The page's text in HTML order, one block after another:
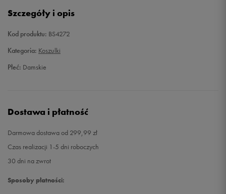
40
Szczegóły i opis
Kod produktu: BS4272
Kategoria: Koszulki
Płeć: Damskie
Dostawa i płatność
Darmowa dostawa od 299,99 zł
Czas realizacji 1-5 dni roboczych
30 dni na zwrot
Sposoby płatności: